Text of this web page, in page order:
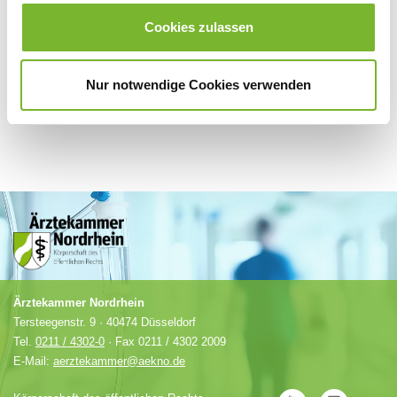
Cookies zulassen
Nur notwendige Cookies verwenden
Ärztekammer Nordrhein
Tersteegenstr. 9 · 40474 Düsseldorf
Tel. 0211 / 4302-0 · Fax 0211 / 4302 2009
E-Mail: aerztekammer@aekno.de